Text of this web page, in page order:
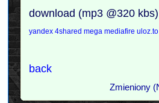
download (mp3 @320
yandex4sharedmegamediafire
back
Zmieniony